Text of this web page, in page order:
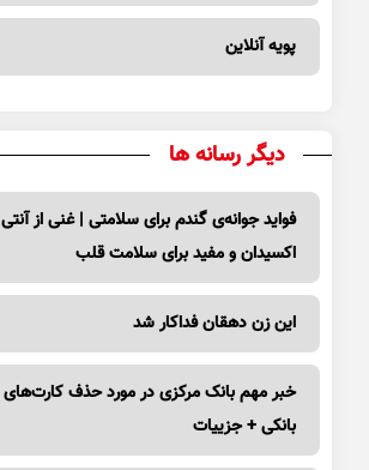
پویه آنلاین
دیگر رسانه ها
فواید جوانه‌ی گندم برای سلامتی | غنی از آنتی
اکسیدان و مفید برای سلامت قلب
این زن دهقان فداکار شد
خبر مهم بانک مرکزی در مورد حذف کارت‌های
بانکی + جزییات